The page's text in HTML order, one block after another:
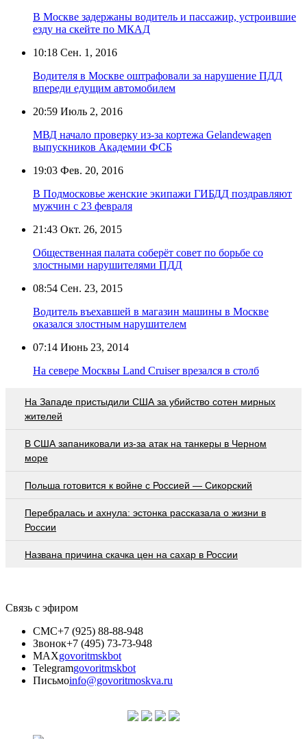
В Москве задержаны водитель и пассажир, устроившие
езду на скейте по МКАД
10:18 Сен. 1, 2016
Водителя в Москве оштрафовали за нарушение ПДД
впереди едущим автомобилем
20:59 Июль 2, 2016
МВД начало проверку из-за кортежа Gelandewagen
выпускников Академии ФСБ
19:03 Фев. 20, 2016
В Подмосковье женские экипажи ГИБДД поздравляют
мужчин с 23 февраля
21:43 Окт. 26, 2015
Общественная палата соберёт совет по борьбе со
злостными нарушителями ПДД
08:54 Сен. 23, 2015
Водитель въехавшей в магазин машины в Москве
оказался злостным нарушителем
07:14 Июнь 23, 2014
На севере Москвы Land Cruiser врезался в столб
На Западе пристыдили США за убийство сотен мирных
жителей
В США запаниковали из-за атак на танкеры в Черном
море
Польша готовится к войне с Россией — Сикорский
Перебралась и ахнула: эстонка рассказала о жизни в
России
Названа причина скачка цен на сахар в России
Связь с эфиром
СМС+7 (925) 88-88-948
Звонок+7 (495) 73-73-948
MAXgovoritmskbot
Telegramgovoritmskbot
Письмоinfo@govoritmoskva.ru